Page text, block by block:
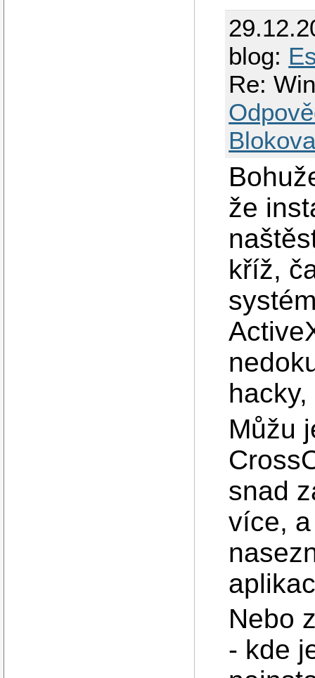
blog:
Re:
že
kříž,
Můžu
snad
více,
Nebo
- kde